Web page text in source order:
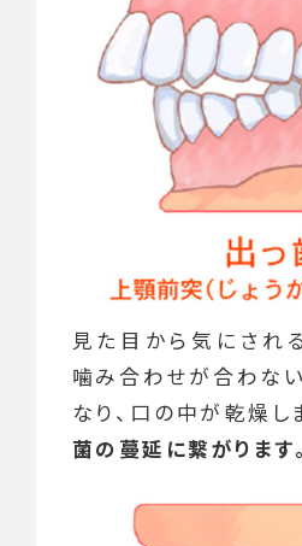
見た目から気にされ
噛み合わせが合わな
なり、口の中が乾燥し
菌の蔓延に繋がります。